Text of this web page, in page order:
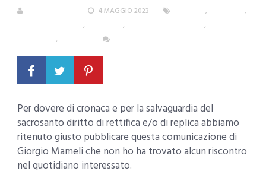
4 MAGGIO 2023 ,
,
, , ,
,
Per dovere di cronaca e per la salvaguardia del
sacrosanto diritto di rettifica e/o di replica abbiamo
ritenuto giusto pubblicare questa comunicazione di
Giorgio Mameli che non ho ha trovato alcun riscontro
nel quotidiano interessato.